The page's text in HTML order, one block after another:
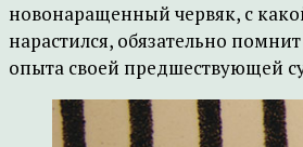
новонаращенный червяк, с
нарастился, обязательно
опыта своей предшествующей